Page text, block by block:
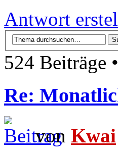
Antwort
524 Beiträge •
Re:
von Kwai